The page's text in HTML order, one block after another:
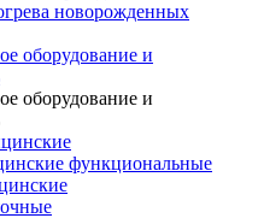
новорожденных
оборудование и
оборудование и
функциональные